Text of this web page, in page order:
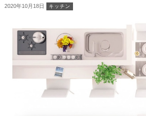
2020年10月18日 キッチン